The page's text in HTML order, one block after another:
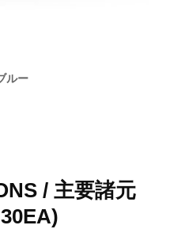
ルー
/ 主要諸元